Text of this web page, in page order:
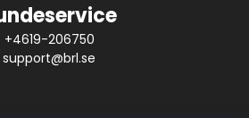
+4619-206750
support@brl.se